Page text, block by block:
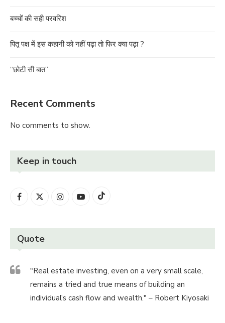
बच्चों की सही परवरिश
पितृ पक्ष में इस कहानी को नहीं पढ़ा तो फिर क्या पढ़ा ?
“छोटी सी बात”
Recent Comments
No comments to show.
Keep in touch
Quote
"Real estate investing, even on a very small scale,
remains a tried and true means of building an
individual's cash flow and wealth." – Robert Kiyosaki